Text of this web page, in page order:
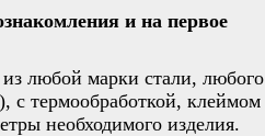
и на первое
любой марки стали, любого
с термообработкой, клеймом
необходимого изделия.